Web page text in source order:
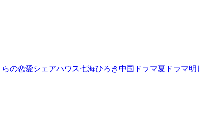
らの恋愛シェアハウス七海ひろき中国ドラマ夏ドラマ明